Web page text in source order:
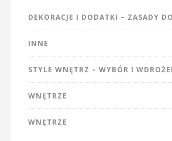
DEKORACJE I DODATKI – ZASADY
INNE
STYLE WNĘTRZ – WYBÓR I
WNĘTRZE
WNĘTRZE